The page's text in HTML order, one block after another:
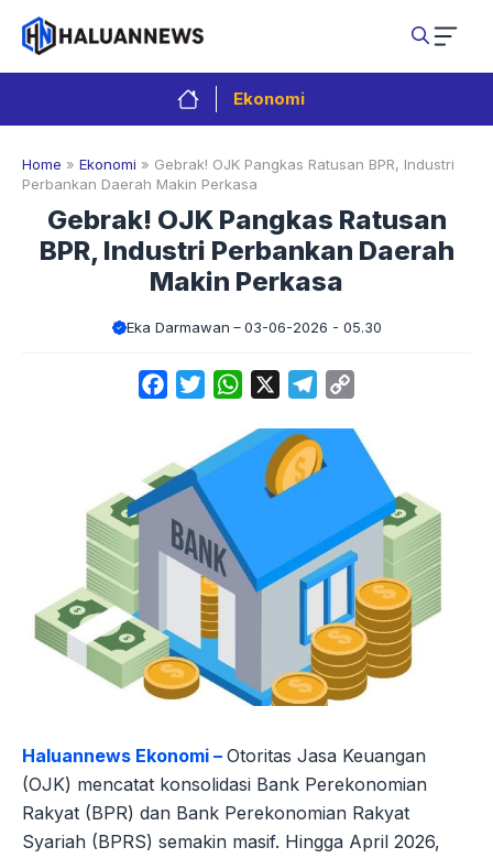
Langsung
isi
Ekonomi
Home » Ekonomi » Gebrak! OJK Pangkas Ratusan BPR, Industri
Perbankan Daerah Makin Perkasa
Gebrak! OJK Pangkas Ratusan
BPR, Industri Perbankan Daerah
Makin Perkasa
Eka Darmawan 03-06-2026 - 05.30
FacebookTwitterWhatsApp Telegram
Haluannews Ekonomi – Otoritas Jasa Keuangan
(OJK) mencatat konsolidasi Bank Perekonomian
Rakyat (BPR) dan Bank Perekonomian Rakyat
Syariah (BPRS) semakin masif. Hingga April 2026,